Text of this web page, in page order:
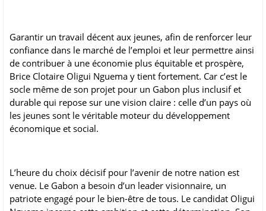
Garantir un travail décent aux jeunes, afin de renforcer leur
confiance dans le marché de l’emploi et leur permettre ainsi
de contribuer à une économie plus équitable et prospère,
Brice Clotaire Oligui Nguema y tient fortement. Car c’est le
socle même de son projet pour un Gabon plus inclusif et
durable qui repose sur une vision claire : celle d’un pays où
les jeunes sont le véritable moteur du développement
économique et social.
L’heure du choix décisif pour l’avenir de notre nation est
venue. Le Gabon a besoin d’un leader visionnaire, un
patriote engagé pour le bien-être de tous. Le candidat Oligui